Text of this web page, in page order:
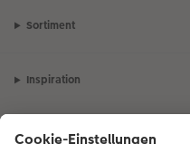
Sortiment
Inspiration